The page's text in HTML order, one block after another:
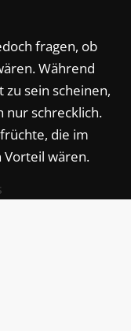
fragen, ob
Während
sein scheinen,
nur schrecklich.
die im
Vorteil wären.